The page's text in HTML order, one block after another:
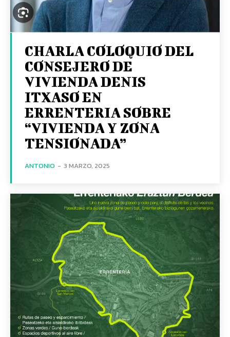
CHARLA COLOQUIO DEL
CONSEJERO DE
VIVIENDA DENIS
ITXASO EN
ERRENTERIA SOBRE
“VIVIENDA Y ZONA
TENSIONADA”
ANTONIO - 3 MARZO, 2025